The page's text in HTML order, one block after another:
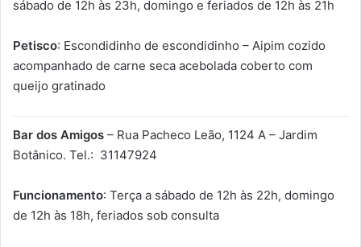
sábado de 12h às 23h, domingo e feriados de 12h às 21h
Petisco: Escondidinho de escondidinho – Aipim cozido
acompanhado de carne seca acebolada coberto com
queijo gratinado
Bar dos Amigos – Rua Pacheco Leão, 1124 A – Jardim
Botânico. Tel.: 31147924
Funcionamento: Terça a sábado de 12h às 22h, domingo
de 12h às 18h, feriados sob consulta